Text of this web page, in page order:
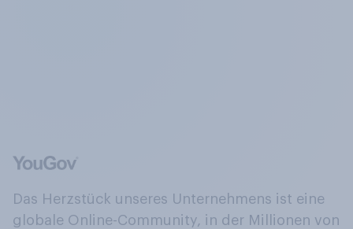
Das Herzstück unseres Unternehmens ist eine
globale Online-Community, in der Millionen von